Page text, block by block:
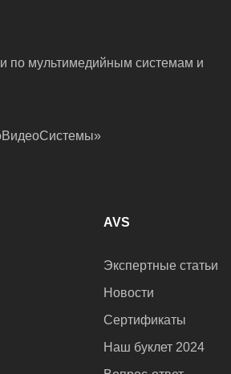
по мультимедийным системам и
AVS
Экспертные статьи
Новости
Сертификаты
Наш буклет 2024